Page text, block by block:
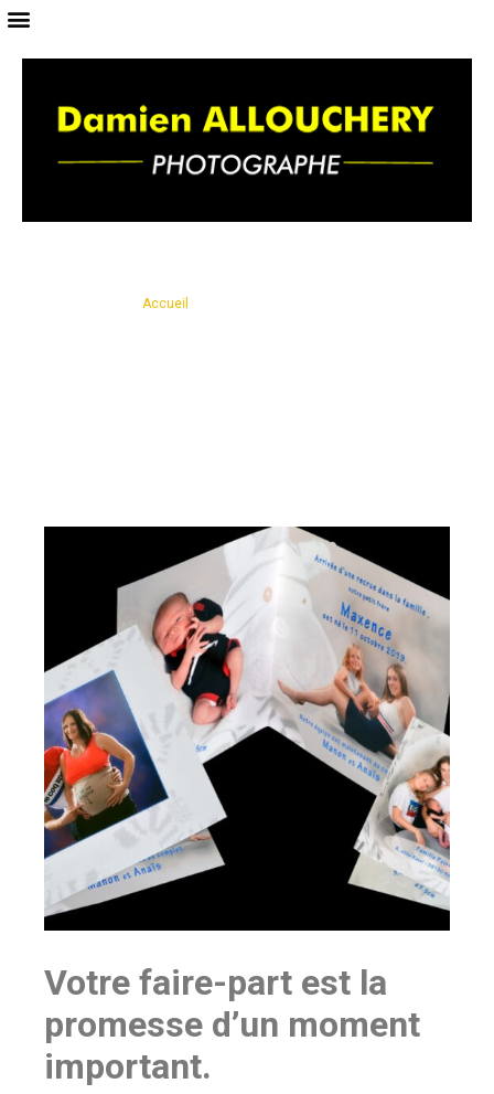
Accueil
Votre faire-part est la
promesse d’un moment
important.